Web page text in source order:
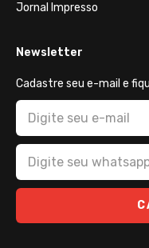
Jornal Impresso
Newsletter
Cadastre seu e-mail e